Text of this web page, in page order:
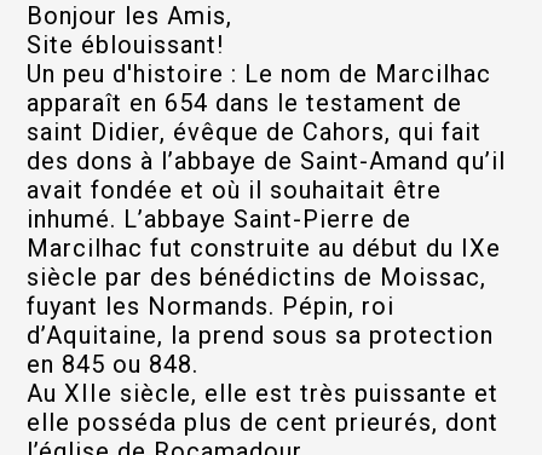
Bonjour les Amis,
Site éblouissant!
Un peu d'histoire : Le nom de Marcilhac
apparaît en 654 dans le testament de
saint Didier, évêque de Cahors, qui fait
des dons à l’abbaye de Saint-Amand qu’il
avait fondée et où il souhaitait être
inhumé. L’abbaye Saint-Pierre de
Marcilhac fut construite au début du IXe
siècle par des bénédictins de Moissac,
fuyant les Normands. Pépin, roi
d’Aquitaine, la prend sous sa protection
en 845 ou 848.
Au XIIe siècle, elle est très puissante et
elle posséda plus de cent prieurés, dont